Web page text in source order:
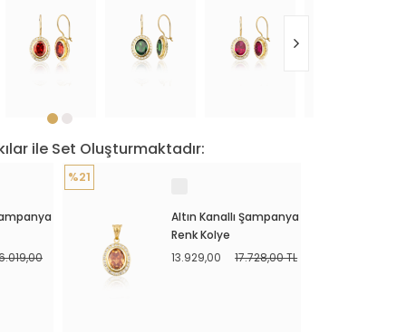
ile Set Oluşturmaktadır:
Altın Kanallı Şampanya
Renk Kolye
13.929,00
17.728,00 TL
%21